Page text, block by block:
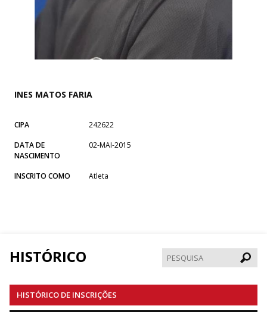
INES MATOS FARIA
CIPA
242622
DATA DE
NASCIMENTO
02-MAI-2015
INSCRITO COMO Atleta
HISTÓRICO
HISTÓRICO DE INSCRIÇÕES